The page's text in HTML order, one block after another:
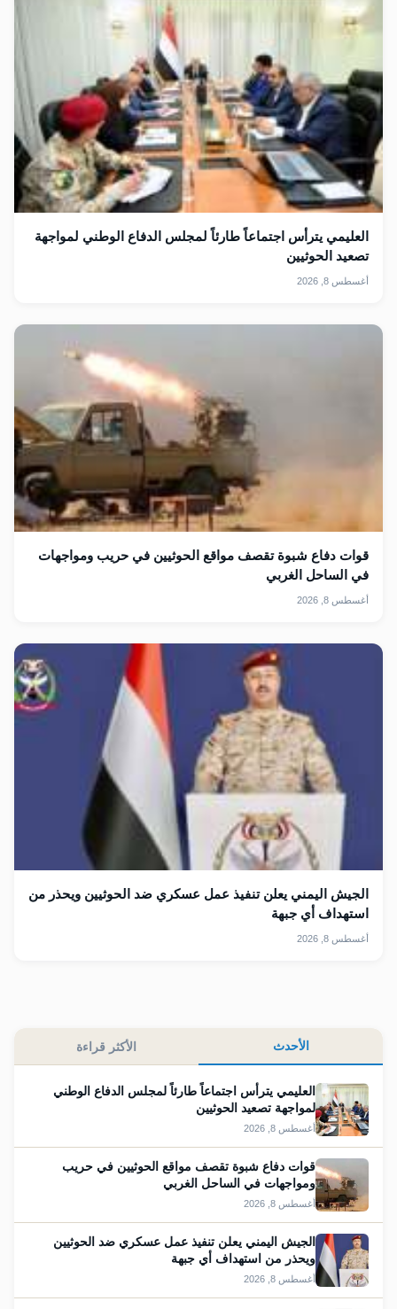
العليمي يترأس اجتماعاً طارئاً لمجلس الدفاع الوطني لمواجهة
تصعيد الحوثيين
أغسطس 8, 2026
قوات دفاع شبوة تقصف مواقع الحوثيين في حريب ومواجهات
في الساحل الغربي
أغسطس 8, 2026
الجيش اليمني يعلن تنفيذ عمل عسكري ضد الحوثيين ويحذر من
استهداف أي جبهة
أغسطس 8, 2026
الأحدث الأكثر قراءة
العليمي يترأس اجتماعاً طارئاً لمجلس الدفاع الوطني
لمواجهة تصعيد الحوثيين
أغسطس 8, 2026
قوات دفاع شبوة تقصف مواقع الحوثيين في حريب
ومواجهات في الساحل الغربي
أغسطس 8, 2026
الجيش اليمني يعلن تنفيذ عمل عسكري ضد الحوثيين
ويحذر من استهداف أي جبهة
أغسطس 8, 2026